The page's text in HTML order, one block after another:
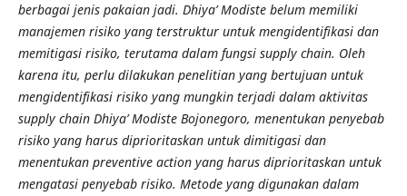
berbagai jenis pakaian jadi. Dhiya’ Modiste belum memiliki
manajemen risiko yang terstruktur untuk mengidentifikasi dan
memitigasi risiko, terutama dalam fungsi supply chain. Oleh
karena itu, perlu dilakukan penelitian yang bertujuan untuk
mengidentifikasi risiko yang mungkin terjadi dalam aktivitas
supply chain Dhiya’ Modiste Bojonegoro, menentukan penyebab
risiko yang harus diprioritaskan untuk dimitigasi dan
menentukan preventive action yang harus diprioritaskan untuk
mengatasi penyebab risiko. Metode yang digunakan dalam